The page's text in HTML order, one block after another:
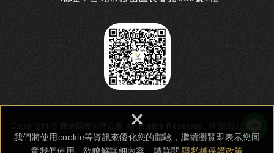
我們將使用cookie等資訊來優化您的體驗，繼續瀏覽即表示您同
×
Copyright © 樺納國際有限公司 All Rights Reserved.
野